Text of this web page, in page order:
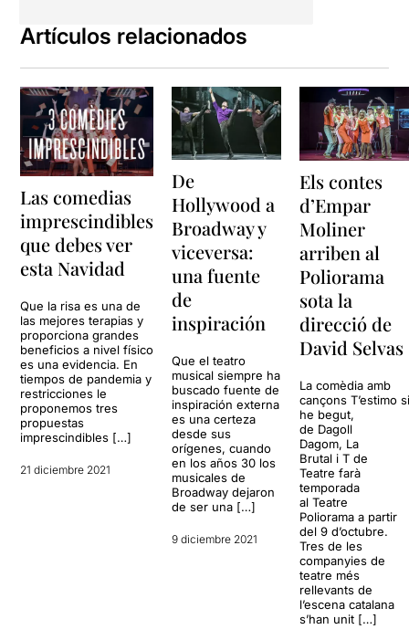
Artículos relacionados
Las comedias
imprescindibles
que debes ver
esta Navidad
Que la risa es una de
las mejores terapias y
proporciona grandes
beneficios a nivel físico
es una evidencia. En
tiempos de pandemia y
restricciones le
proponemos tres
propuestas
imprescindibles […]
21 diciembre 2021
De
Hollywood a
Broadway y
viceversa:
una fuente
de
inspiración
Que el teatro
musical siempre ha
buscado fuente de
inspiración externa
es una certeza
desde sus
orígenes, cuando
en los años 30 los
musicales de
Broadway dejaron
de ser una […]
9 diciembre 2021
Els contes
d’Empar
Moliner
arriben al
Poliorama
sota la
direcció de
David Selvas
La comèdia amb
cançons T’estimo
he begut,
de Dagoll
Dagom, La
Brutal i T de
Teatre farà
temporada
al Teatre
Poliorama a partir
del 9 d’octubre.
Tres de les
companyies de
teatre més
rellevants de
l’escena catalana
s’han unit […]